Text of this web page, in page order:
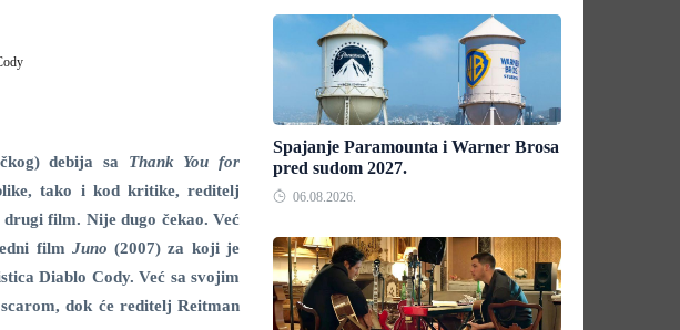
debija sa Thank You for
tako i kod kritike, reditelj
film. Nije dugo čekao. Već
film Juno(2007) za koji je
Diablo Cody. Već sa svojim
dok će reditelj Reitman
Spajanje Paramounta i Warner Brosa
pred sudom 2027.
06.08.2026.